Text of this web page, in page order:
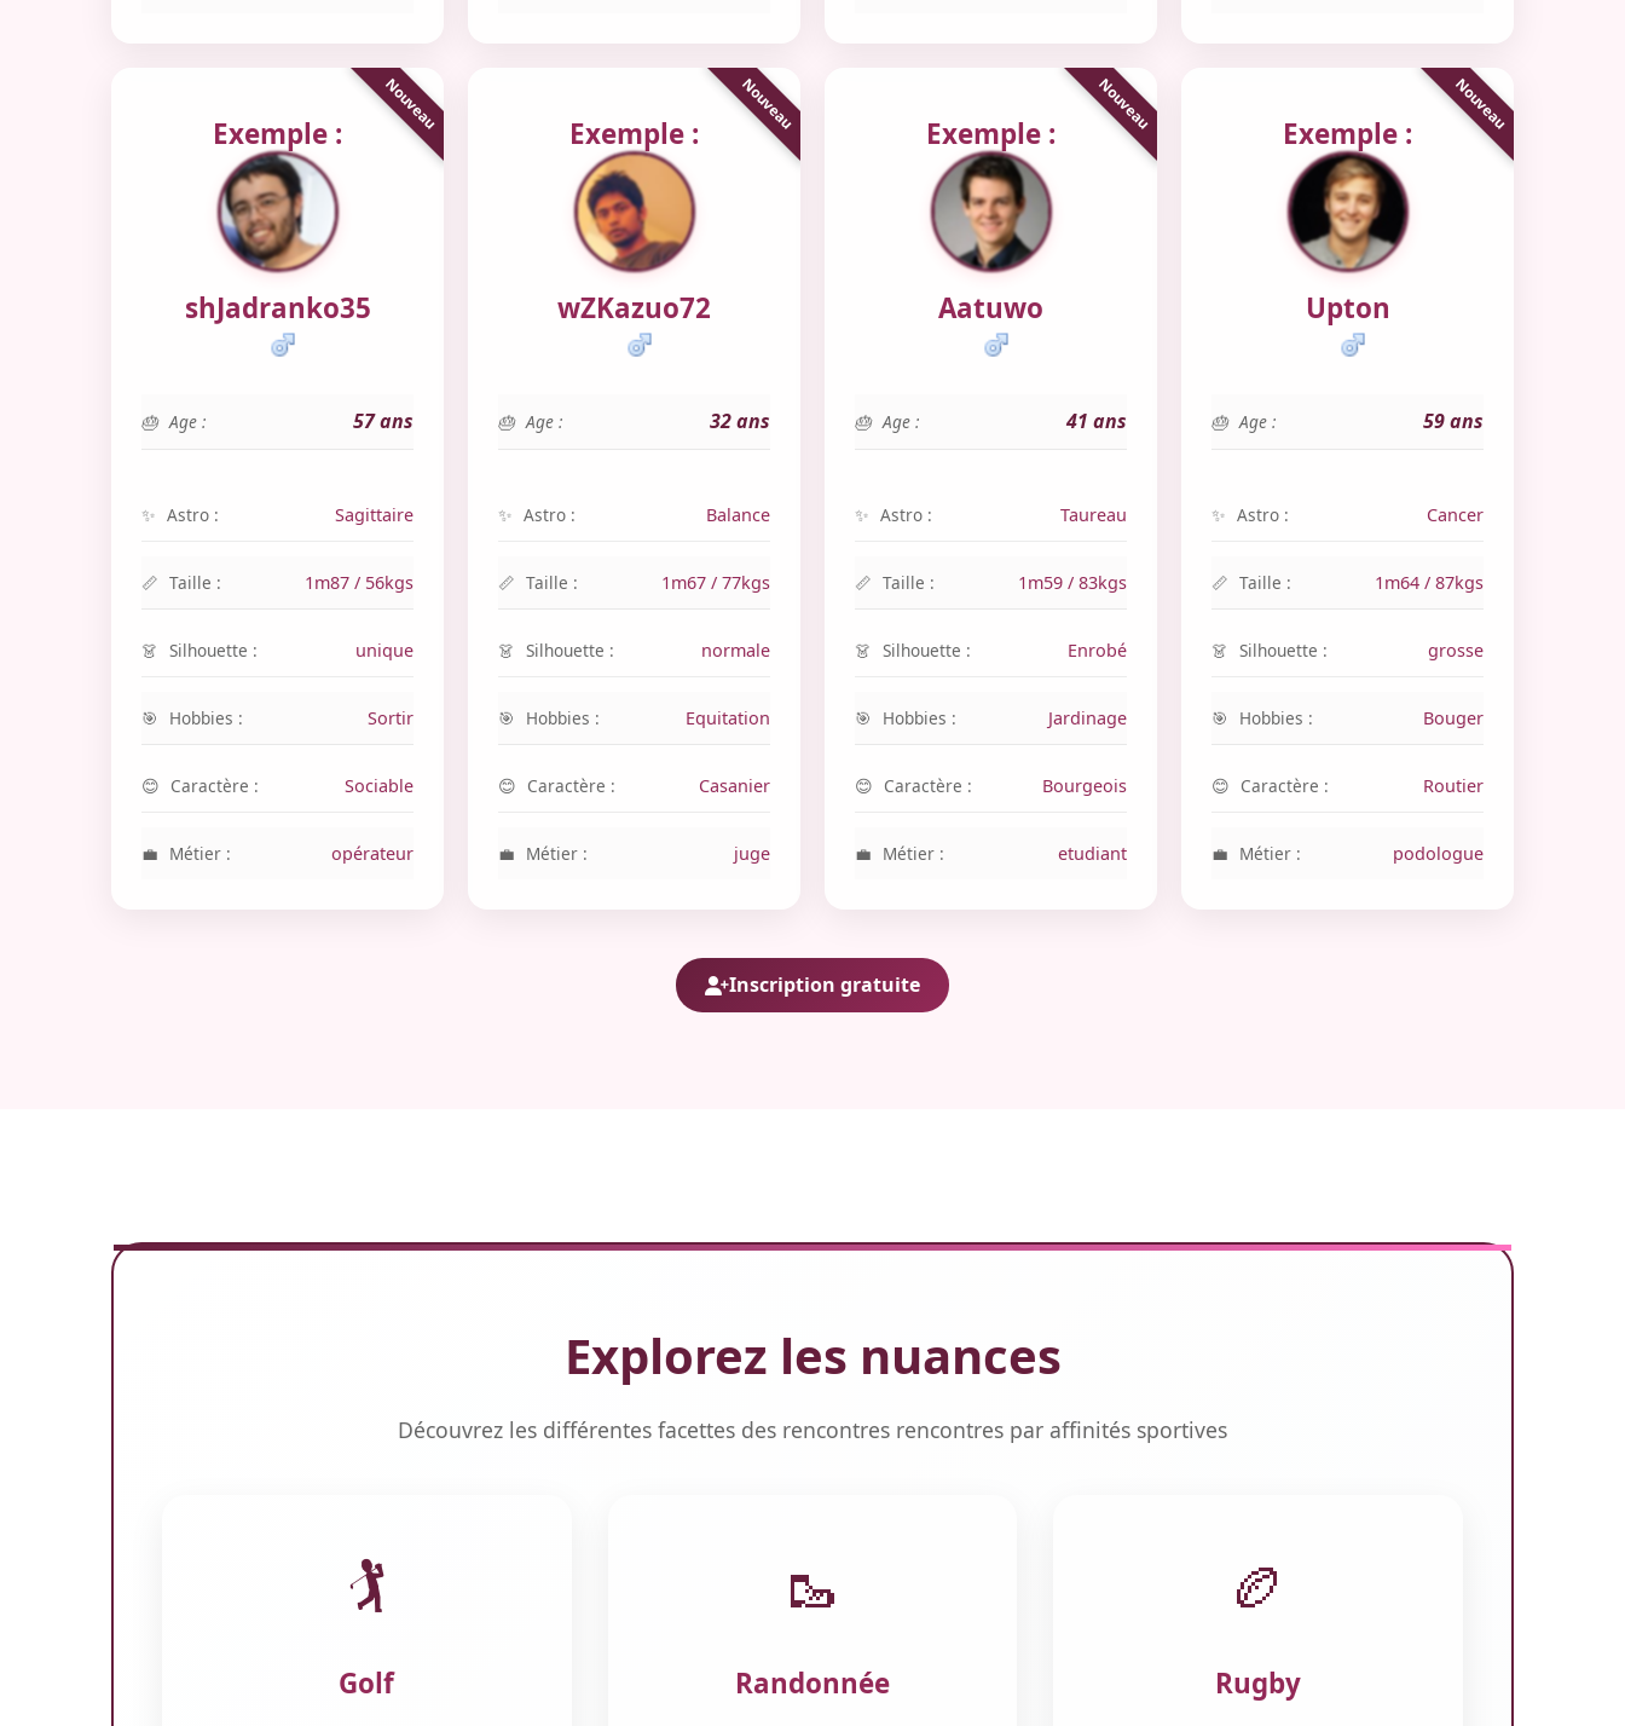
Exemple :
shJadranko35
Age : 57 ans
Astro : Sagittaire
Taille : 1m87 / 56kgs
Silhouette : unique
Hobbies : Sortir
Caractère : Sociable
Métier : opérateur
Exemple :
wZKazuo72
Age : 32 ans
Astro : Balance
Taille : 1m67 / 77kgs
Silhouette : normale
Hobbies : Equitation
Caractère : Casanier
Métier : juge
Exemple :
Aatuwo
Age : 41 ans
Astro : Taureau
Taille : 1m59 / 83kgs
Silhouette : Enrobé
Hobbies : Jardinage
Caractère : Bourgeois
Métier : etudiant
Exemple :
Upton
Age : 59 ans
Astro : Cancer
Taille : 1m64 / 87kgs
Silhouette : grosse
Hobbies : Bouger
Caractère : Routier
Métier : podologue
Inscription gratuite
Explorez les nuances
Découvrez les différentes facettes des rencontres rencontres par affinités sportives
🏌️
Golf
🥾
Randonnée
🏉
Rugby